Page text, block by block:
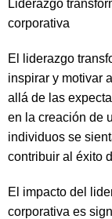
Liderazgo
corporativa
El liderazgo
inspirar y motivar
allá de las
en la creación de
individuos se
contribuir al éxito
El impacto del
corporativa es